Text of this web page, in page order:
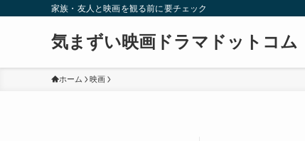
家族・友人と映画を観る前に要チェック
気まずい映画ドラマドットコム
ホーム 映画